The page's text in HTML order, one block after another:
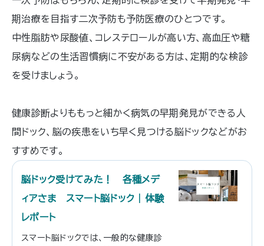
期治療を目指す二次予防も予防医療のひとつです。
中性脂肪や尿酸値、コレステロールが高い方、高血圧や糖
尿病などの生活習慣病に不安がある方は、定期的な検診
を受けましょう。
健康診断よりももっと細かく病気の早期発見ができる人
間ドック、脳の疾患をいち早く見つける脳ドックなどがお
すすめです。
脳ドック受けてみた！ 各種メデ
ィアさま スマート脳ドック | 体験
レポート
スマート脳ドックでは、一般的な健康診